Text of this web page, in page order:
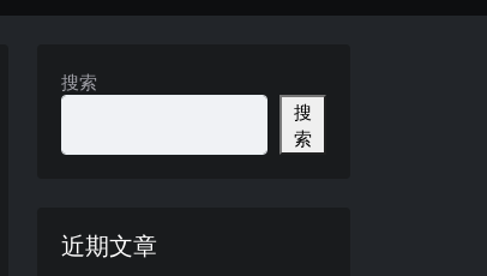
搜索
搜
索
近期文章